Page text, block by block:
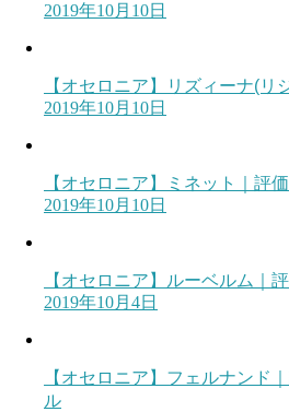
2019年10月10日
【オセロニア】リズィーナ(リ
2019年10月10日
【オセロニア】ミネット｜評
2019年10月10日
【オセロニア】ルーベルム｜
2019年10月4日
【オセロニア】フェルナンド
ル